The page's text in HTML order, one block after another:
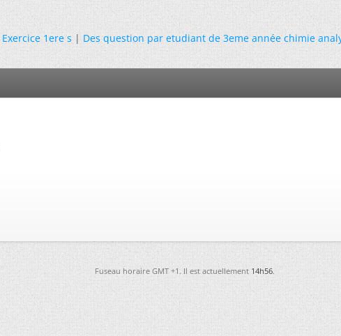
Exercice 1ere s|Des question par etudiant de 3eme année chimie
Fuseau horaire GMT +1. Il est actuellement14h56.